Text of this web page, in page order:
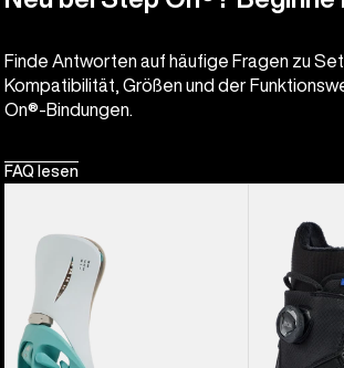
Finde Antworten auf häufige Fragen zu
Kompatibilität, Größen und der
On®-Bindungen.
FAQ lesen
Genesis
Snowboardbindung
für
Herren
Step On®
Kinder